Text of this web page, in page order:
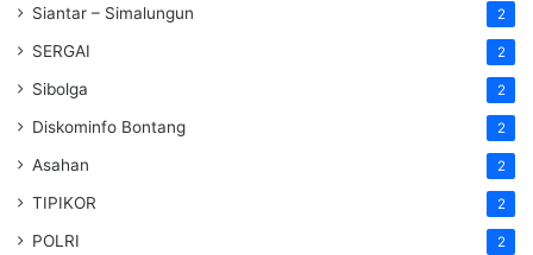
Siantar – Simalungun 2
SERGAI 2
Sibolga 2
Diskominfo Bontang 2
Asahan 2
TIPIKOR 2
POLRI 2